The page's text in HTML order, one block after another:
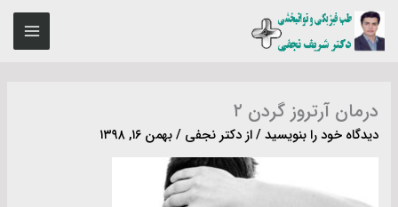
پرش
درمان آرتروز گردن ۲
دیدگاه‌ خود را بنویسید/ ازدکتر نجفی/بهمن ۱۶, ۱۳۹۸